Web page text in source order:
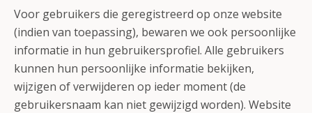
Voor gebruikers die geregistreerd op onze website
(indien van toepassing), bewaren we ook persoonlijke
informatie in hun gebruikersprofiel. Alle gebruikers
kunnen hun persoonlijke informatie bekijken,
wijzigen of verwijderen op ieder moment (de
gebruikersnaam kan niet gewijzigd worden). Website